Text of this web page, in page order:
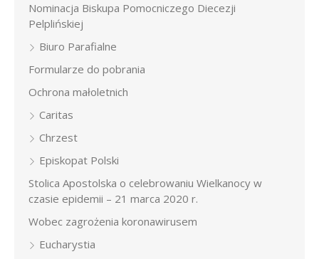
Nominacja Biskupa Pomocniczego Diecezji
Pelplińskiej
Biuro Parafialne
Formularze do pobrania
Ochrona małoletnich
Caritas
Chrzest
Episkopat Polski
Stolica Apostolska o celebrowaniu Wielkanocy w
czasie epidemii – 21 marca 2020 r.
Wobec zagrożenia koronawirusem
Eucharystia